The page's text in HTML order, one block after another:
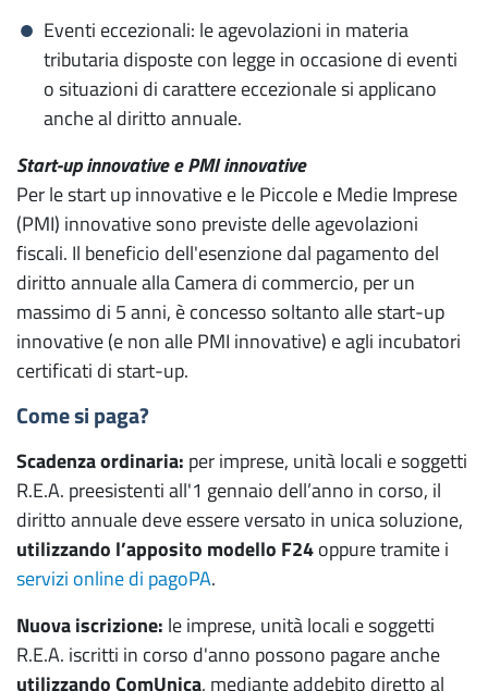
dell'Identità Digitale
Ambiente
Norme UNI - consultazione
Impresa
verde
Valutazione sostenibilità
Albo Gestori ambientali
La tua
Chi siamo
Organi
Organigramma
Statuto e Regolamenti
Protocolli e Convenzioni
Eventi eccezionali: le agevolazioni in materia
tributaria disposte con legge in occasione di eventi
o situazioni di carattere eccezionale si applicano
anche al diritto annuale.
Start-up innovative e PMI innovative
Per le start up innovative e le Piccole e Medie Imprese
(PMI) innovative sono previste delle agevolazioni
fiscali. Il beneficio dell'esenzione dal pagamento del
diritto annuale alla Camera di commercio, per un
massimo di 5 anni, è concesso soltanto alle start-up
innovative (e non alle PMI innovative) e agli incubatori
certificati di start-up.
Come si paga?
Scadenza ordinaria: per imprese, unità locali e soggetti
R.E.A. preesistenti all'1 gennaio dell’anno in corso, il
diritto annuale deve essere versato in unica soluzione,
utilizzando l’apposito modello F24oppure tramite i
servizi online di pagoPA.
Nuova iscrizione: le imprese, unità locali e soggetti
R.E.A. iscritti in corso d'anno possono pagare anche
utilizzando ComUnica, mediante addebito diretto al